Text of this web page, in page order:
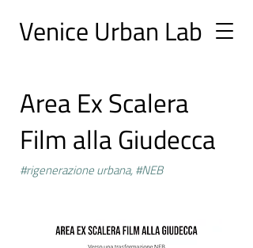
Venice Urban Lab
Area Ex Scalera
Film alla Giudecca
#rigenerazione urbana, #NEB